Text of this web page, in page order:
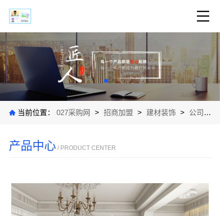
当前位置： 027采购网 > 招商加盟 > 建材装饰 > 公司产品
产品中心 / PRODUCT CENTER